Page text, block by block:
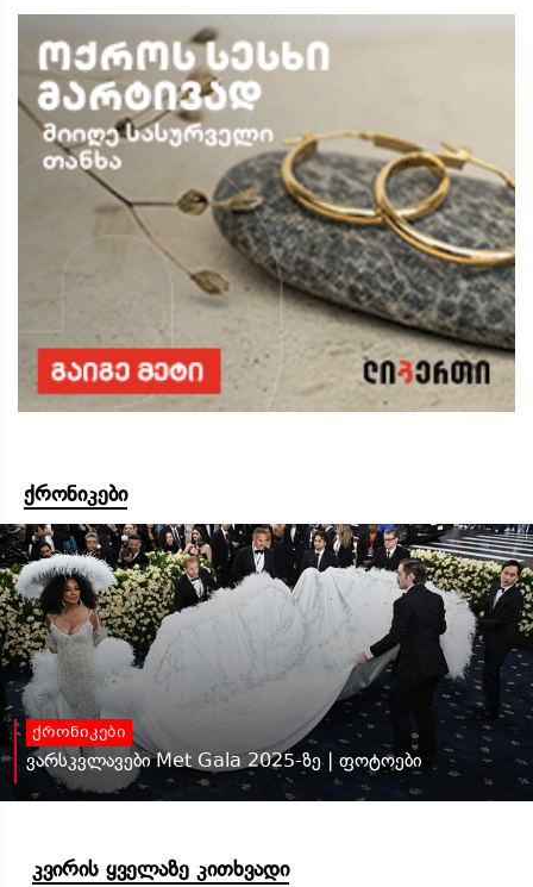
ქრონიკები
ქრონიკები
ვარსკვლავები Met Gala 2025-ზე | ფოტოები
კვირის ყველაზე კითხვადი